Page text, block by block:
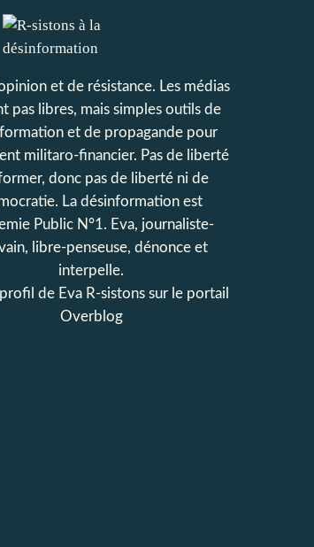
et de résistance. Les médias
pas libres, mais simples outils de
et de propagande pour
militaro-financier. Pas de liberté
donc pas de liberté ni de
La désinformation est
Public N°1. Eva, journaliste-
libre-penseuse, dénonce et
interpelle.
de Eva R-sistons sur le portail
Overblog